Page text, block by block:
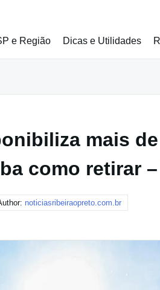
e Região Dicas e Utilidades
mais
como retirar
noticiasribeiraopreto.com.br